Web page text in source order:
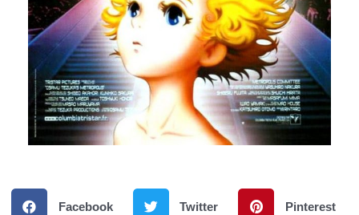
Facebook Twitter Pinterest